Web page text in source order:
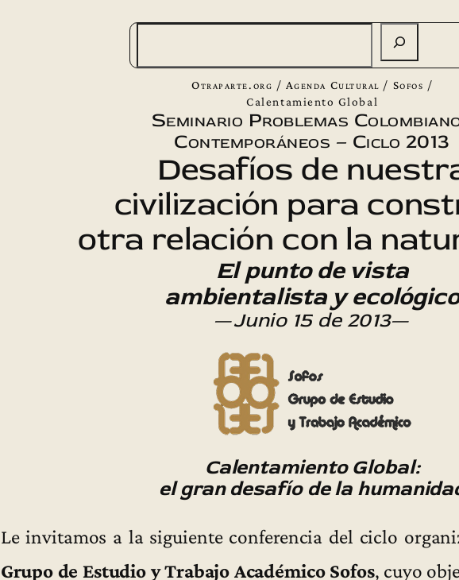
Otraparte.org / Agenda Cultural / Sofos /
Calentamiento Global
Seminario Problemas
Contemporáneos – Ciclo 2013
Desafíos de
civilización para
otra relación con la
El punto de vista
ambientalista y ecológico
—Junio 15 de 2013—
Calentamiento Global:
el gran desafío de la
Le invitamos a la siguiente conferencia del ciclo
Grupo de Estudio y Trabajo Académico Sofos, cuyo